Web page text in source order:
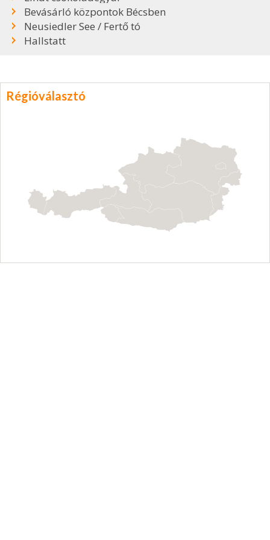
Bevásárló központok Bécsben
Neusiedler See / Fertő tó
Hallstatt
Régióválasztó